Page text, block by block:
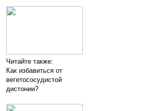
Читайте также:
Как избавиться от
вегетососудистой
дистонии?